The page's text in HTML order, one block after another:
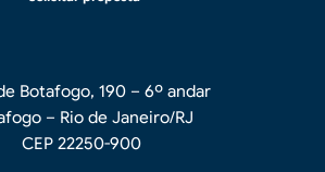
Botafogo, 190 – 6º andar
– Rio de Janeiro/RJ
CEP 22250-900